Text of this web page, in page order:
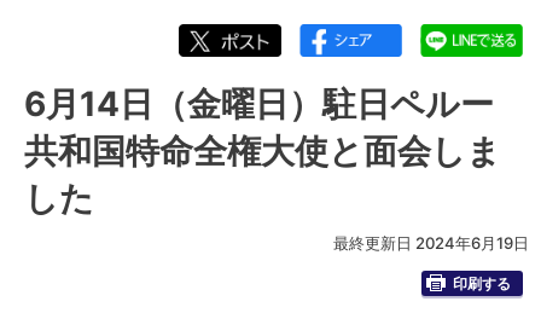
フォトダイアリー 2024年度
フォトダイアリー 2024年6月
6月14日（金曜日）駐日ペルー共和国特命全権大使と面会しま
した
6月14日（金曜日）駐日ペルー
共和国特命全権大使と面会しま
した
最終更新日 2024年6月19日
印刷する